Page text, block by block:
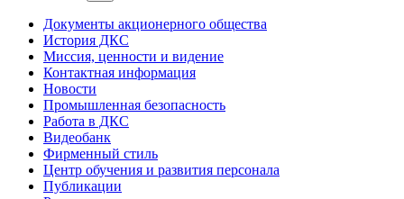
Документы акционерного общества
История ДКС
Миссия, ценности и видение
Контактная информация
Новости
Промышленная безопасность
Работа в ДКС
Видеобанк
Фирменный стиль
Центр обучения и развития персонала
Публикации